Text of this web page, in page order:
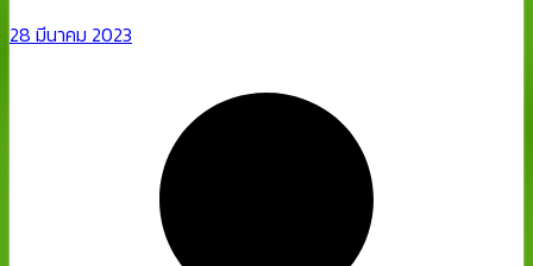
28 มีนาคม 2023